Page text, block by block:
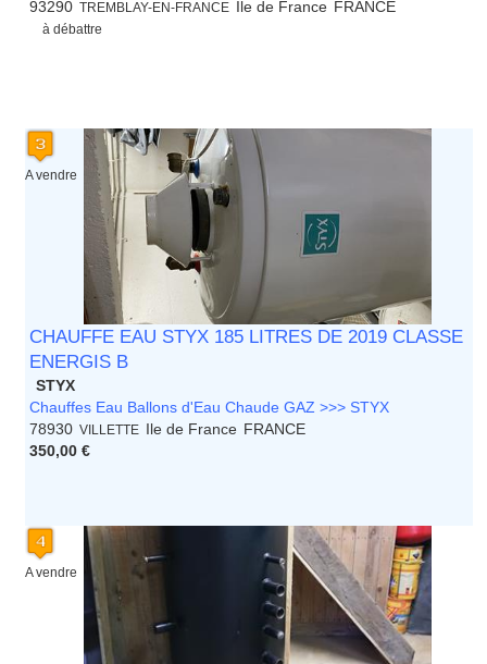
93290 TREMBLAY-EN-FRANCE Ile de France FRANCE
à débattre
A vendre
CHAUFFE EAU STYX 185 LITRES DE 2019 CLASSE
ENERGIS B
STYX
Chauffes Eau Ballons d'Eau Chaude GAZ >>> STYX
78930 VILLETTE Ile de France FRANCE
350,00 €
A vendre